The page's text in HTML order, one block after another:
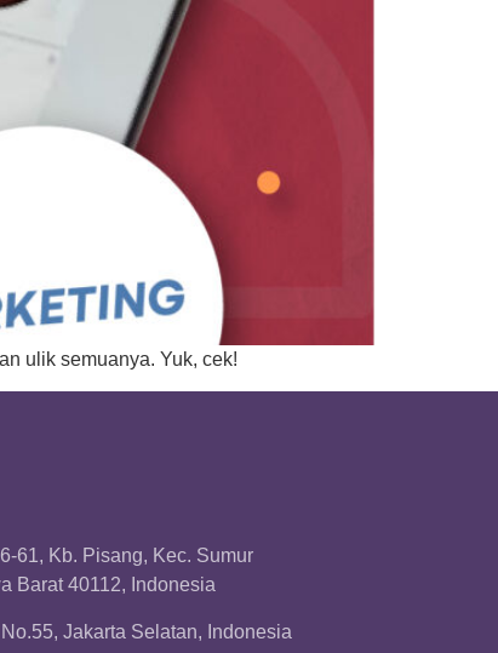
ulik semuanya. Yuk, cek!
61, Kb. Pisang, Kec. Sumur
Barat 40112, Indonesia
Jakarta Selatan, Indonesia